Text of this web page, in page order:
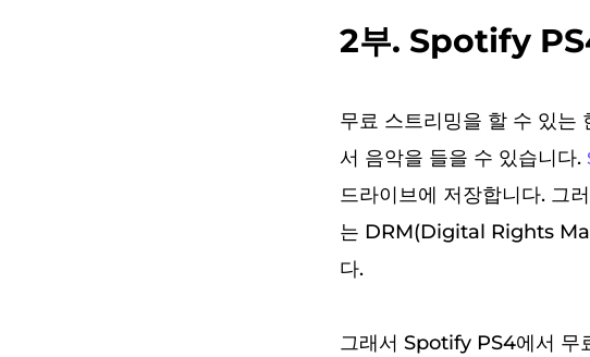
2부. Spotify
무료 스트리밍을 할 수 있는
서 음악을 들을 수 있습니다.
드라이브에 저장합니다. 그
는 DRM(Digital Rights
다.
그래서 Spotify PS4에서 무